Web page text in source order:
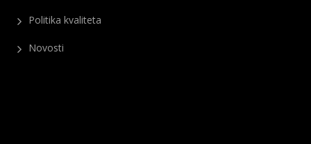
Politika kvaliteta
Novosti